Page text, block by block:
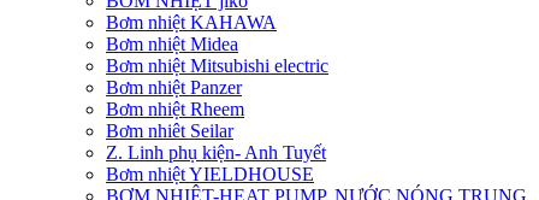
Bơm nhiệt KAHAWA
Bơm nhiệt Midea
Bơm nhiệt Mitsubishi electric
Bơm nhiệt Panzer
Bơm nhiệt Rheem
Bơm nhiêt Seilar
Z. Linh phụ kiện- Anh Tuyết
Bơm nhiệt YIELDHOUSE
BƠM NHIÊT-HEAT PUMP, NƯỚC NÓNG TRUNG